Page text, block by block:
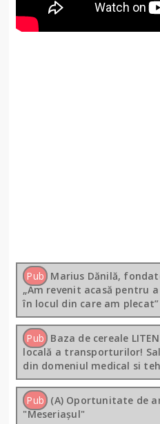
Pub Marius Dănilă,
„Am revenit acasă pentru
în locul din care am plecat”
Pub Baza de cereale
locală a transporturilor!
din domeniul medical si
Pub (A) Oportunitate de
"Meseriașul"